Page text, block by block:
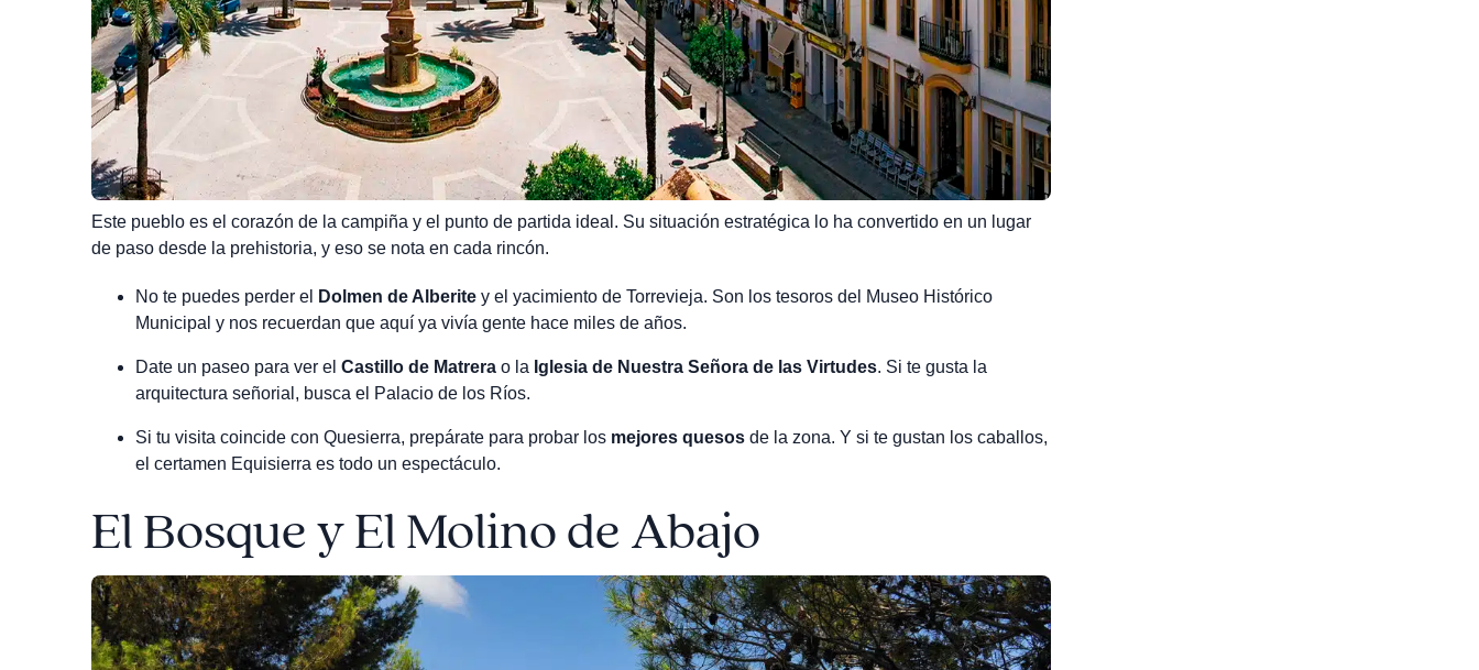
Este pueblo es el corazón de la campiña y el punto de partida ideal. Su situación estratégica lo ha convertido en un lugar
de paso desde la prehistoria, y eso se nota en cada rincón.
No te puedes perder el Dolmen de Alberitey el yacimiento de Torrevieja. Son los tesoros del Museo Histórico
Municipal y nos recuerdan que aquí ya vivía gente hace miles de años.
Date un paseo para ver el Castillo de Matrerao la Iglesia de Nuestra Señora de las Virtudes. Si te gusta la
arquitectura señorial, busca el Palacio de los Ríos.
Si tu visita coincide con Quesierra, prepárate para probar los mejores quesosde la zona. Y si te gustan los caballos,
el certamen Equisierra es todo un espectáculo.
El Bosque y El Molino de Abajo